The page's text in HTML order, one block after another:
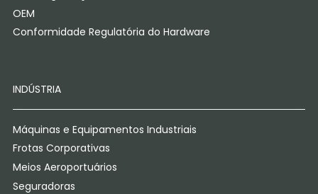
OEM
Conformidade Regulatória do Hardware
INDÚSTRIA
Máquinas e Equipamentos Industriais
Frotas Corporativas
Meios Aeroportuários
Seguradoras